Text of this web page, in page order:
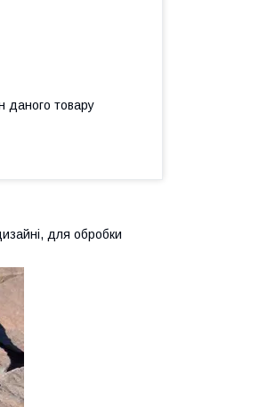
даного товару
для обробки